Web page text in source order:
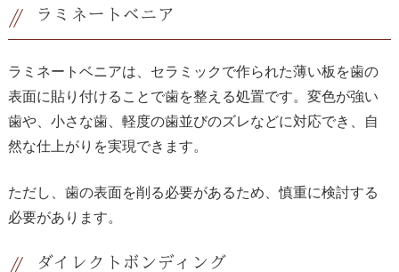
ラミネートベニア
ラミネートベニアは、セラミックで作られた薄い板を歯の
表面に貼り付けることで歯を整える処置です。変色が強い
歯や、小さな歯、軽度の歯並びのズレなどに対応でき、自
然な仕上がりを実現できます。
ただし、歯の表面を削る必要があるため、慎重に検討する
必要があります。
ダイレクトボンディング